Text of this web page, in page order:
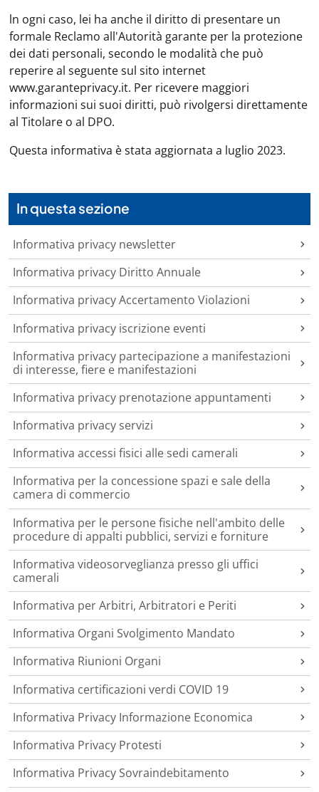
ln ogni caso, lei ha anche il diritto di presentare un
formale Reclamo all'Autorità garante per la protezione
dei dati personali, secondo le modalità che può
reperire al seguente sul sito internet
www.garanteprivacy.it. Per ricevere maggiori
informazioni sui suoi diritti, può rivolgersi direttamente
al Titolare o al DPO.
Questa informativa è stata aggiornata a luglio 2023.
In questa sezione
Informativa privacy newsletter
Informativa privacy Diritto Annuale
Informativa privacy Accertamento Violazioni
Informativa privacy iscrizione eventi
Informativa privacy partecipazione a manifestazioni
di interesse, fiere e manifestazioni
Informativa privacy prenotazione appuntamenti
Informativa privacy servizi
Informativa accessi fisici alle sedi camerali
Informativa per la concessione spazi e sale della
camera di commercio
Informativa per le persone fisiche nell'ambito delle
procedure di appalti pubblici, servizi e forniture
Informativa videosorveglianza presso gli uffici
camerali
Informativa per Arbitri, Arbitratori e Periti
Informativa Organi Svolgimento Mandato
Informativa Riunioni Organi
Informativa certificazioni verdi COVID 19
Informativa Privacy Informazione Economica
Informativa Privacy Protesti
Informativa Privacy Sovraindebitamento